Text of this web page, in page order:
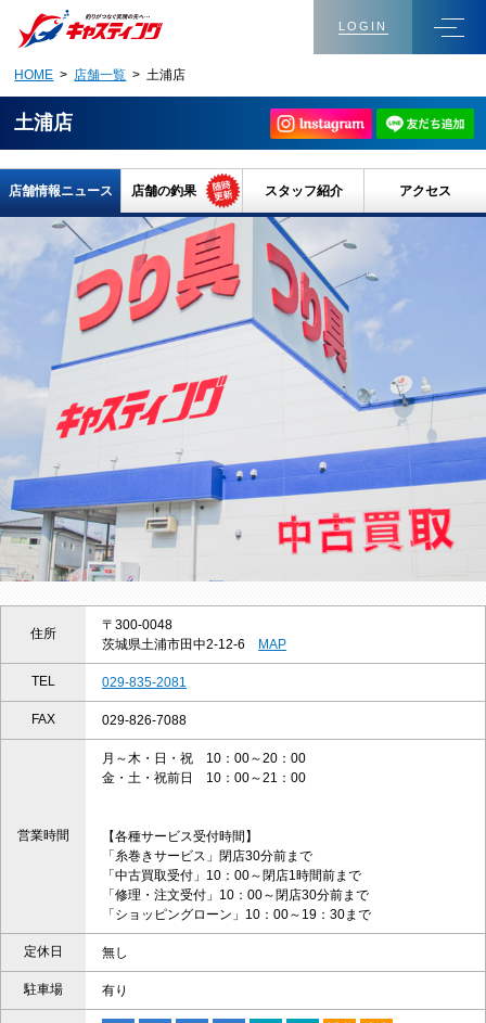
LOGIN
HOME > 店舗一覧 > 土浦店
土浦店
店舗情報ニュース 店舗の釣果 スタッフ紹介 アクセス
住所
〒300-0048
茨城県土浦市田中2-12-6
MAP
TEL 029-835-2081
FAX 029-826-7088
営業時間
月～木・日・祝 10：00～20：00
金・土・祝前日 10：00～21：00
【各種サービス受付時間】
「糸巻きサービス」閉店30分前まで
「中古買取受付」10：00～閉店1時間前まで
「修理・注文受付」10：00～閉店30分前まで
「ショッピングローン」10：00～19：30まで
定休日 無し
駐車場 有り